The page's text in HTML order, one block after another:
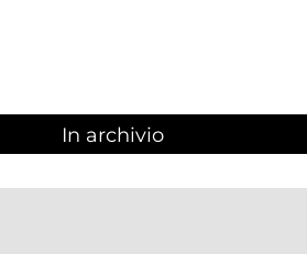
In archivio